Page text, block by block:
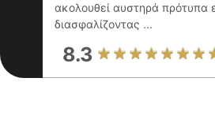
ακολουθεί αυστηρά πρότυπα
διασφαλίζοντας ...
8.3